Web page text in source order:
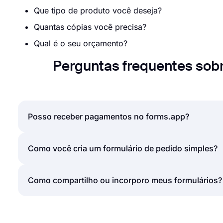
Que tipo de produto você deseja?
Quantas cópias você precisa?
Qual é o seu orçamento?
Perguntas frequentes
Posso receber pagamentos no forms.app?
Sim, o forms.app é um poderoso criador de
seu formulário, conectar-se à sua conta Stripe ou
Como você cria um formulário de pedido simples?
Um formulário de pedido ajuda empresas ou
Como compartilho ou incorporo meus formulários?